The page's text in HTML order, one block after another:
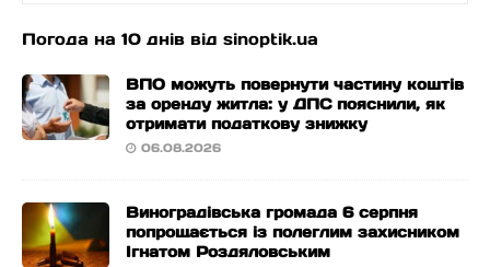
Погода на 10 днів від sinoptik.ua
ВПО можуть повернути частину коштів
за оренду житла: у ДПС пояснили, як
отримати податкову знижку
06.08.2026
Виноградівська громада 6 серпня
попрощається із полеглим захисником
Ігнатом Роздяловським